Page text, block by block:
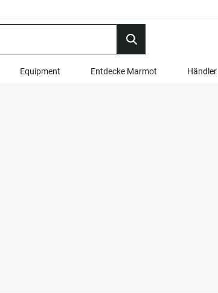
Equipment Entdecke Marmot Händler